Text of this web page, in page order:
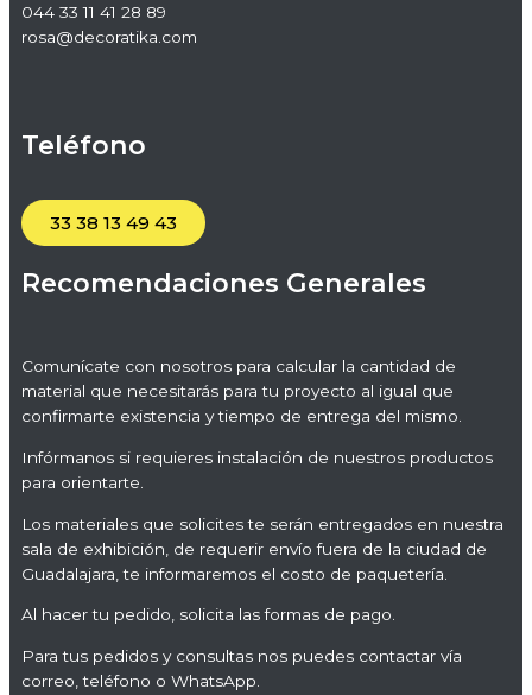
Generic filters
Hidden label
Hidden label
Hidden label
044 33 11 41 28 89
rosa@decoratika.com
Teléfono
33 38 13 49 43
Recomendaciones Generales
Comunícate con nosotros para calcular la cantidad de
material que necesitarás para tu proyecto al igual que
confirmarte existencia y tiempo de entrega del mismo.
Infórmanos si requieres instalación de nuestros productos
para orientarte.
Los materiales que solicites te serán entregados en nuestra
sala de exhibición, de requerir envío fuera de la ciudad de
Guadalajara, te informaremos el costo de paquetería.
Al hacer tu pedido, solicita las formas de pago.
Para tus pedidos y consultas nos puedes contactar vía
correo, teléfono o WhatsApp.